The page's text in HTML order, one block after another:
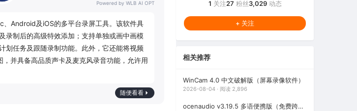
Powered by WLB AI OPT
Android及iOS的多平台录屏工具。该软件具
录制后的高级特效添加；支持单独或画中画模
划任务及跟随录制功能。此外，它还能将视频
并具备高品质声卡及麦克风录音功能，允许用
随便看看
1 关注27 粉丝3,029动态
+ 关注
相关推荐
WinCam 4.0 中文破解版（屏幕录像软件）
2026-08-04 · 阅读 2,896
ocenaudio v3.19.5 多语便携版（免费跨平台录音与音频编辑软件）